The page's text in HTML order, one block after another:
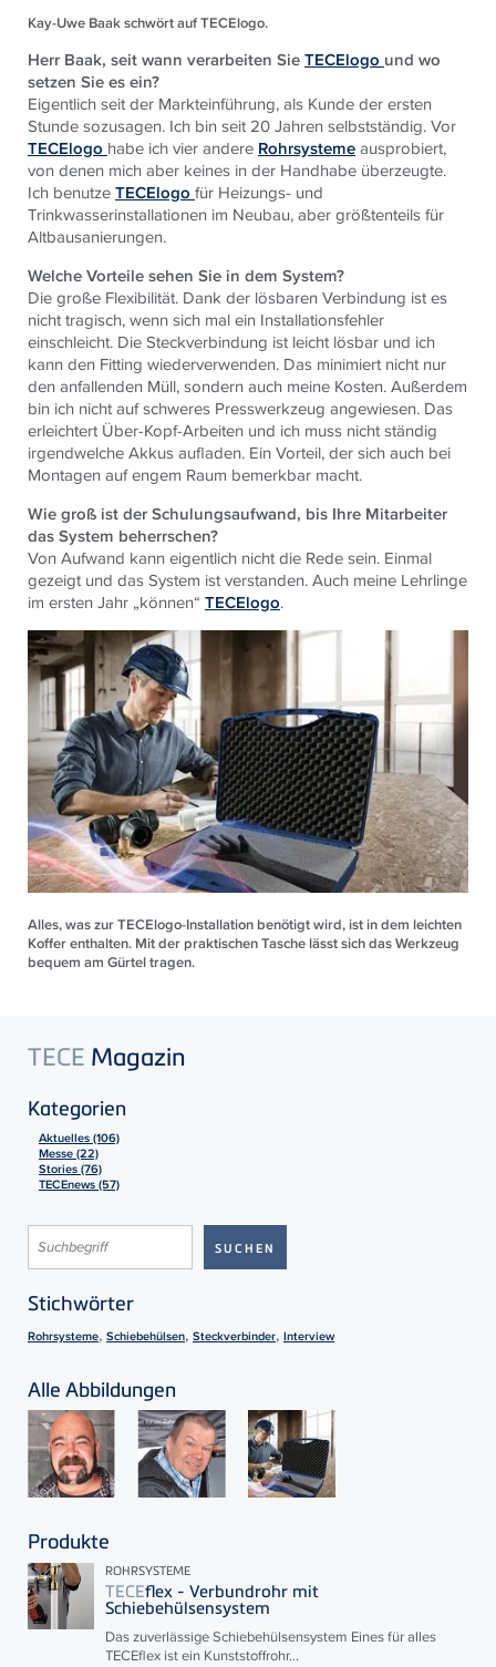
Kay-Uwe Baak schwört auf TECElogo.
Herr Baak, seit wann verarbeiten SieTECElogo und wo
setzen Sie es ein?
Eigentlich seit der Markteinführung, als Kunde der ersten
Stunde sozusagen. Ich bin seit 20 Jahren selbstständig. Vor
TECElogo habe ich vier andere Rohrsystemeausprobiert,
von denen mich aber keines in der Handhabe überzeugte.
Ich benutzeTECElogo für Heizungs- und
Trinkwasserinstallationen im Neubau, aber größtenteils für
Altbausanierungen.
Welche Vorteile sehen Sie in dem System?
Die große Flexibilität. Dank der lösbaren Verbindung ist es
nicht tragisch, wenn sich mal ein Installationsfehler
einschleicht. Die Steckverbindung ist leicht lösbar und ich
kann den Fitting wiederverwenden. Das minimiert nicht nur
den anfallenden Müll, sondern auch meine Kosten. Außerdem
bin ich nicht auf schweres Presswerkzeug angewiesen. Das
erleichtert Über-Kopf-Arbeiten und ich muss nicht ständig
irgendwelche Akkus aufladen. Ein Vorteil, der sich auch bei
Montagen auf engem Raum bemerkbar macht.
Wie groß ist der Schulungsaufwand, bis Ihre Mitarbeiter
das System beherrschen?
Von Aufwand kann eigentlich nicht die Rede sein. Einmal
gezeigt und das System ist verstanden. Auch meine Lehrlinge
im ersten Jahr „können“ TECElogo.
Alles, was zur TECElogo-Installation benötigt wird, ist in dem leichten
Koffer enthalten. Mit der praktischen Tasche lässt sich das Werkzeug
bequem am Gürtel tragen.
TECE Magazin
Kategorien
Aktuelles (106)
Messe (22)
Stories (76)
TECEnews (57)
Stichwörter
Rohrsysteme, Schiebehülsen, Steckverbinder, Interview
Alle Abbildungen
Produkte
ROHRSYSTEME
TECEflex - Verbundrohr mit
Schiebehülsensystem
Das zuverlässige Schiebehülsensystem Eines für alles
TECEflex ist ein Kunststoffrohr...